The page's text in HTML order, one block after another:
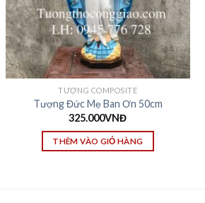
TƯỢNG COMPOSITE
Tượng Đức Mẹ Ban Ơn 50cm
325.000VNĐ
THÊM VÀO GIỎ HÀNG